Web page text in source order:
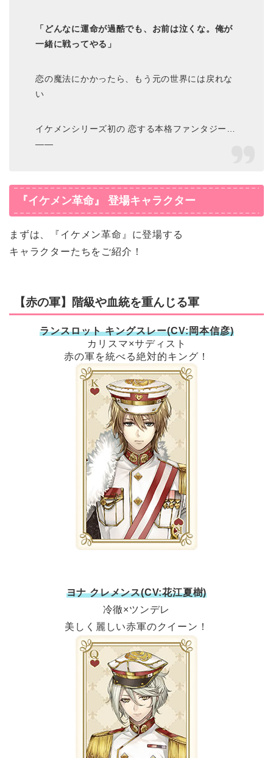
「どんなに運命が過酷でも、お前は泣くな。俺が
一緒に戦ってやる」
恋の魔法にかかったら、もう元の世界には戻れな
い
イケメンシリーズ初の 恋する本格ファンタジー…
――
『イケメン革命』 登場キャラクター
まずは、『イケメン革命』に登場する
キャラクターたちをご紹介！
【赤の軍】階級や血統を重んじる軍
ランスロット キングスレー(CV:岡本信彦)
カリスマ×サディスト
赤の軍を統べる絶対的キング！
ヨナ クレメンス(CV:花江夏樹)
冷徹×ツンデレ
美しく麗しい赤軍のクイーン！